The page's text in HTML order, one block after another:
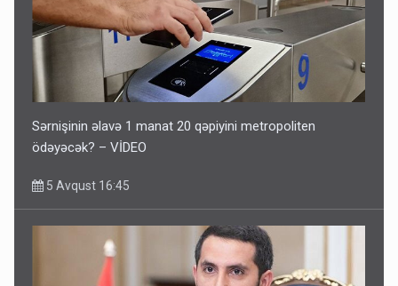
Sərnişinin əlavə 1 manat 20 qəpiyini metropoliten
ödəyəcək? – VİDEO
5 Avqust 16:45